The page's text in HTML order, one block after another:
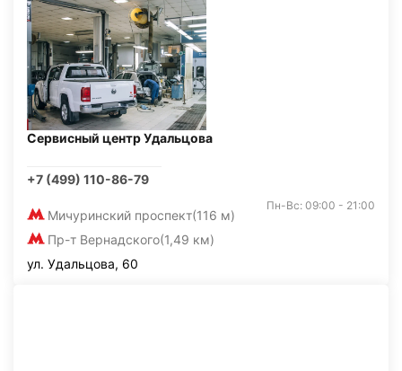
Сервисный центр Удальцова
+7 (499) 110-86-79
Мичуринский проспект(116 м)
Пр-т Вернадского(1,49 км)
Пн-Вс: 09:00 - 21:00
ул. Удальцова, 60